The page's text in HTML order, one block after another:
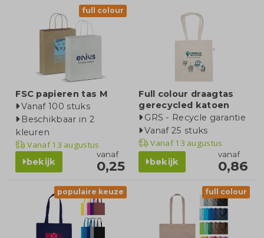
full colour
FSC papieren tas M
Vanaf 100 stuks
Beschikbaar in 2
kleuren
Vanaf13 augustus
bekijk
vanaf
0,25
Full colour draagtas
gerecycled katoen
GRS - Recycle garantie
Vanaf 25 stuks
Vanaf13 augustus
bekijk
vanaf
0,86
populaire keuze full colour